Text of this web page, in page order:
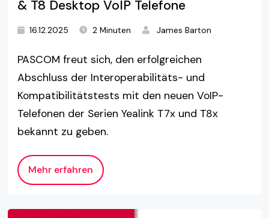
& T8 Desktop VoIP Telefone
16.12.2025 2 Minuten James Barton
PASCOM freut sich, den erfolgreichen
Abschluss der Interoperabilitäts- und
Kompatibilitätstests mit den neuen VoIP-
Telefonen der Serien Yealink T7x und T8x
bekannt zu geben.
Mehr erfahren